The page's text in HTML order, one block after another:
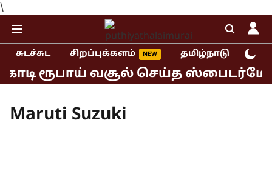
\
சுடச்சுட சிறப்புக்களம் தமிழ்நாடு
ரூபாய் வசூல் செய்த ஸ்பைடர்மேன்
Maruti Suzuki